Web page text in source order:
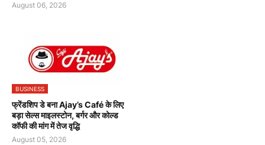
August 06, 2026
BUSINESS
फ्रेंडशिप डे बना Ajay’s Café के लिए
बड़ा सेल्स माइलस्टोन, बर्गर और कोल्ड
कॉफी की मांग में तेज वृद्धि
August 05, 2026